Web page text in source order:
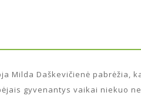
Milda Daškevičienė pabrėžia,
gyvenantys vaikai niekuo